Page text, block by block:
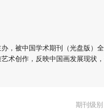
，被中国学术期刊（光盘版）
术创作，反映中国画发展现状
期刊级别